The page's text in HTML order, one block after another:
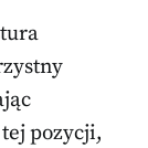
pozycji,